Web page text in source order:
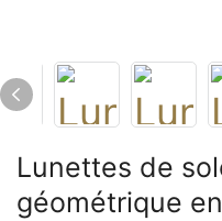
Lunettes de
géométrique